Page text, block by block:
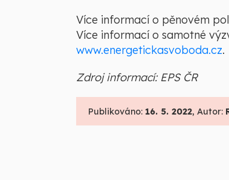
Více informací o pěnovém
Více informací o samotné
www.energetickasvoboda.cz.
Zdroj informací: EPS ČR
Publikováno: 16. 5. 2022, Autor: